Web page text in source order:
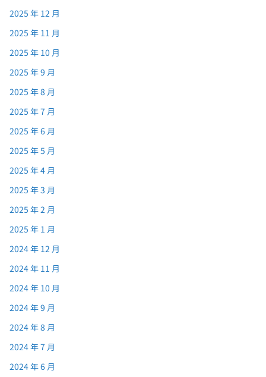
2025 年 12 月
2025 年 11 月
2025 年 10 月
2025 年 9 月
2025 年 8 月
2025 年 7 月
2025 年 6 月
2025 年 5 月
2025 年 4 月
2025 年 3 月
2025 年 2 月
2025 年 1 月
2024 年 12 月
2024 年 11 月
2024 年 10 月
2024 年 9 月
2024 年 8 月
2024 年 7 月
2024 年 6 月